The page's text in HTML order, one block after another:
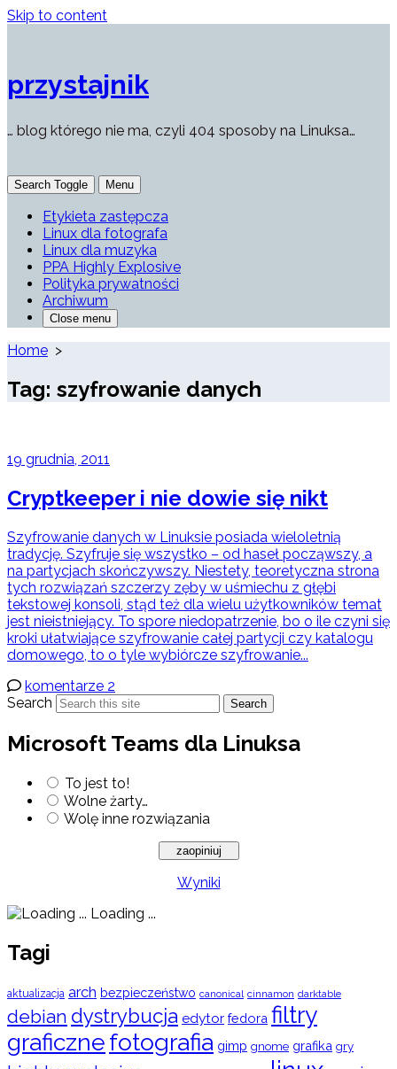
Skip to content
przystajnik
… blog którego nie ma, czyli 404 sposoby na Linuksa…
Search Toggle Menu
Etykieta zastępcza
Linux dla fotografa
Linux dla muzyka
PPA Highly Explosive
Polityka prywatności
Archiwum
Close menu
Home >
Tag: szyfrowanie danych
19 grudnia, 2011
Cryptkeeper i nie dowie się nikt
Szyfrowanie danych w Linuksie posiada wieloletnią
tradycję. Szyfruje się wszystko – od haseł począwszy, a
na partycjach skończywszy. Niestety, teoretyczna strona
tych rozwiązań szczerzy zęby w uśmiechu z głębi
tekstowej konsoli, stąd też dla wielu użytkowników temat
jest nieistniejący. To spore niedopatrzenie, bo o ile czyni się
kroki ułatwiające szyfrowanie całej partycji czy katalogu
domowego, to o tyle wybiórcze szyfrowanie...
komentarze 2
Search
Search
Microsoft Teams dla Linuksa
To jest to!
Wolne żarty…
Wolę inne rozwiązania
Wyniki
Loading ...
Tagi
aktualizacja arch bezpieczeństwo canonical cinnamon darktable
debian dystrybucja edytor fedora filtry
graficznefotografia gimp gnome grafika gry